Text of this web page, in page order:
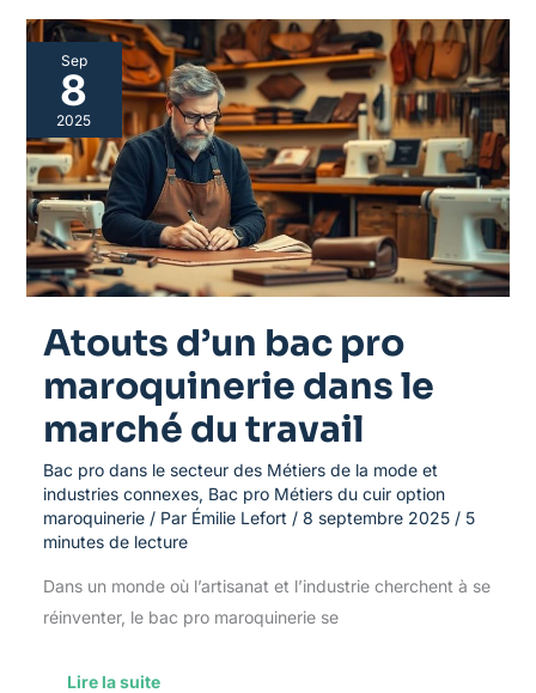
Sep
8
2025
Atouts d’un bac pro
maroquinerie dans le
marché du travail
Bac pro dans le secteur des Métiers de la mode et
industries connexes, Bac pro Métiers du cuir option
maroquinerie/ Par Émilie Lefort / 8 septembre 2025 / 5
minutes de lecture
Dans un monde où l’artisanat et l’industrie cherchent à se
réinventer, le bac pro maroquinerie se
Atouts
d’un
bac
pro
maroquinerie
dans
le
marché
du
travail
Lire la suite